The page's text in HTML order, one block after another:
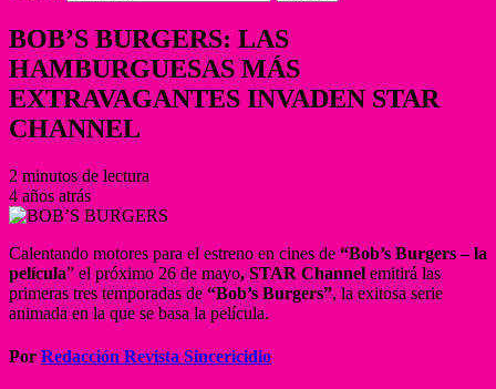
BOB’S BURGERS: LAS
HAMBURGUESAS MÁS
EXTRAVAGANTES INVADEN STAR
CHANNEL
2 minutos de lectura
4 años atrás
Calentando motores para el estreno en cines de “Bob’s Burgers – la
película” el próximo 26 de mayo, STAR Channel emitirá las
primeras tres temporadas de “Bob’s Burgers”, la exitosa serie
animada en la que se basa la película.
Por Redacción Revista Sincericidio